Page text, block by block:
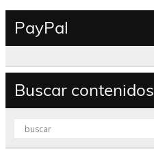
PayPal
Buscar contenidos